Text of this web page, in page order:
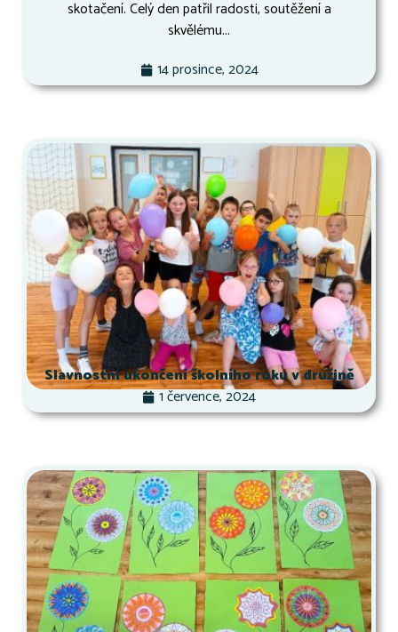
skotačení. Celý den patřil radosti, soutěžení a
skvělému...
14 prosince, 2024
Slavnostní ukončení školního roku v družině
1 července, 2024